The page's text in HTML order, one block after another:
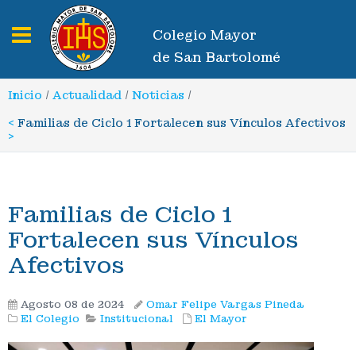
Toggle navigation
Colegio Mayor
de San Bartolomé
Inicio / Actualidad / Noticias /
< Familias de Ciclo 1 Fortalecen sus Vínculos Afectivos
>
Familias de Ciclo 1
Fortalecen sus Vínculos
Afectivos
Agosto 08 de 2024
Omar Felipe Vargas Pineda
El Colegio
Institucional El Mayor